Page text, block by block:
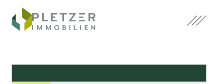
Inhalt
springen.